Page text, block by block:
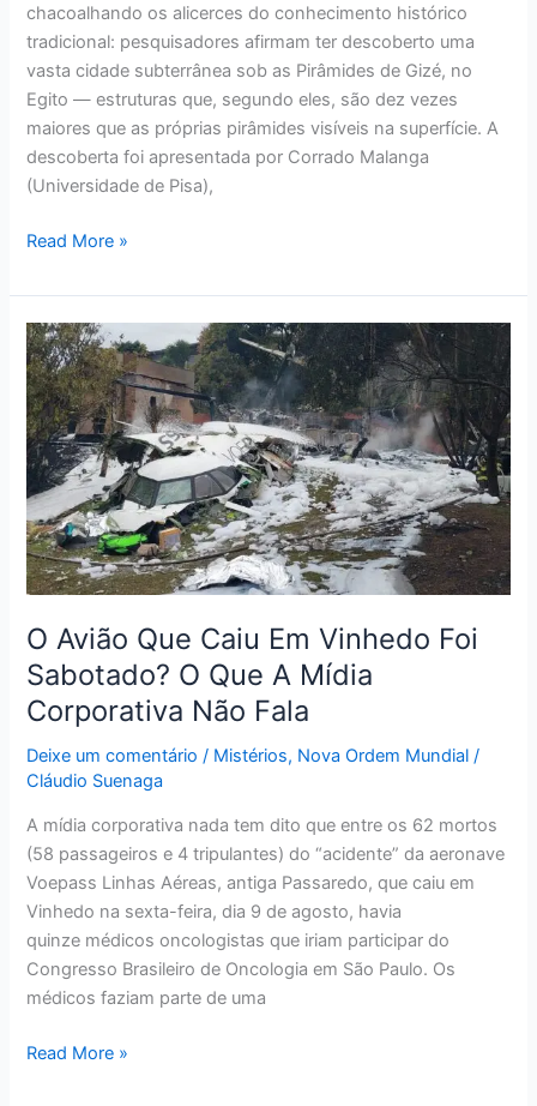
chacoalhando os alicerces do conhecimento histórico
tradicional: pesquisadores afirmam ter descoberto uma
vasta cidade subterrânea sob as Pirâmides de Gizé, no
Egito — estruturas que, segundo eles, são dez vezes
maiores que as próprias pirâmides visíveis na superfície. A
descoberta foi apresentada por Corrado Malanga
(Universidade de Pisa),
Read More »
O Avião Que Caiu Em Vinhedo Foi
Sabotado? O Que A Mídia
Corporativa Não Fala
Deixe um comentário / Mistérios, Nova Ordem Mundial /
Cláudio Suenaga
A mídia corporativa nada tem dito que entre os 62 mortos
(58 passageiros e 4 tripulantes) do “acidente” da aeronave
Voepass Linhas Aéreas, antiga Passaredo, que caiu em
Vinhedo na sexta-feira, dia 9 de agosto, havia
quinze médicos oncologistas que iriam participar do
Congresso Brasileiro de Oncologia em São Paulo. Os
médicos faziam parte de uma
O
Avião
Que
Caiu
Em
Vinhedo
Foi
Sabotado?
O
Que
A
Mídia
Corporativa
Não
Read More »